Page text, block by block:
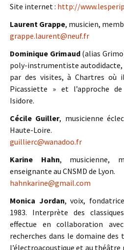
Site internet : http://
Laurent Grappe, musicien,
grappe.laurent@neuf.fr
Dominique Grimaud(alias
poly-instrumentiste autodidacte,
par des visites, à Chartres où
Picassiette » et l’approche
Isidore.
Cécile Guiller, musicienne
Haute-Loire.
guillierc@wanadoo.fr
Karine Hahn, musicienne,
enseignante au CNSMD de Lyon.
hahnkarine@gmail.com
Monica Jordan, voix,
1983. Interprète des
effectue en collaboration
recherches dans le domaine des
l’électroacoustique et au